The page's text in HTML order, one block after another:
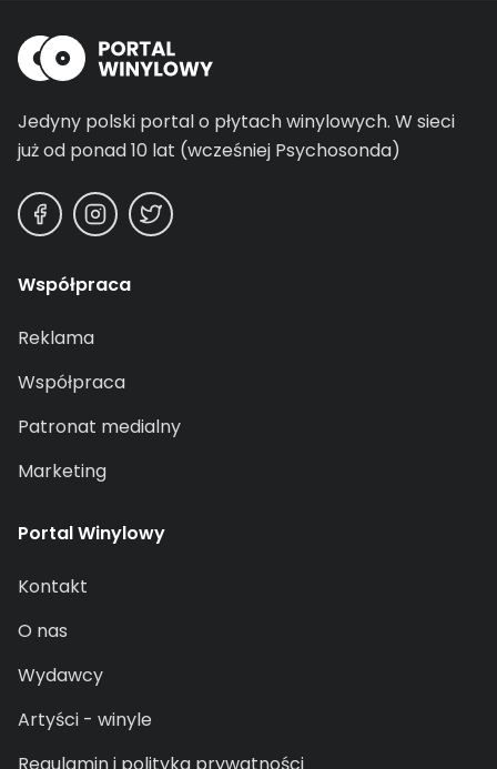
Jedyny polski portal o płytach winylowych. W sieci
już od ponad 10 lat (wcześniej Psychosonda)
Współpraca
Reklama
Współpraca
Patronat medialny
Marketing
Portal Winylowy
Kontakt
O nas
Wydawcy
Artyści - winyle
Regulamin i polityka prywatności